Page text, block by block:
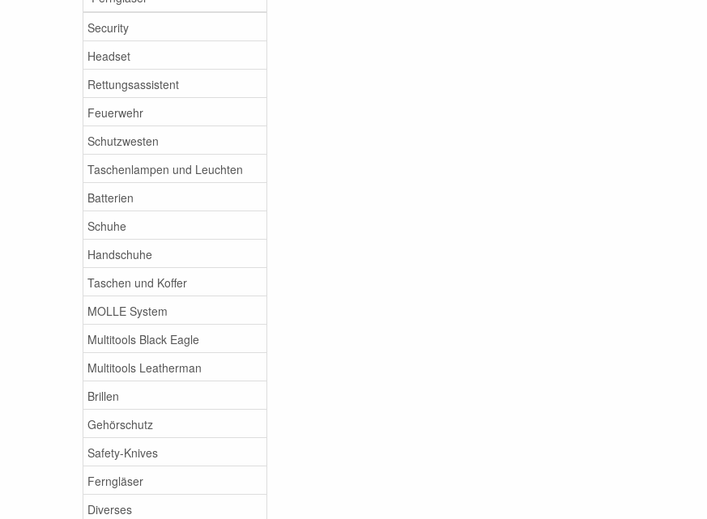
Security
Headset
Rettungsassistent
Feuerwehr
Schutzwesten
Taschenlampen und Leuchten
Batterien
Schuhe
Handschuhe
Taschen und Koffer
MOLLE System
Multitools Black Eagle
Multitools Leatherman
Brillen
Gehörschutz
Safety-Knives
Ferngläser
Diverses